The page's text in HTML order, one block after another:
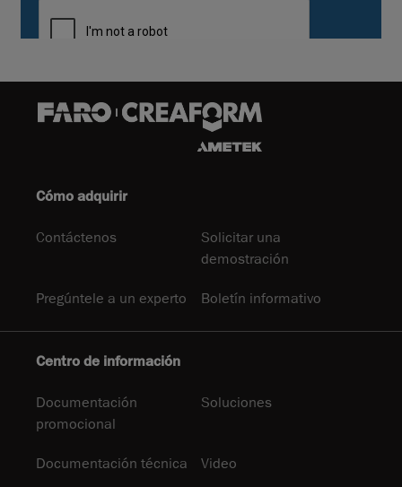
Cómo adquirir
Contáctenos
Solicitar una
demostración
Pregúntele a un experto Boletín informativo
Centro de información
Documentación
promocional
Soluciones
Documentación técnica Video